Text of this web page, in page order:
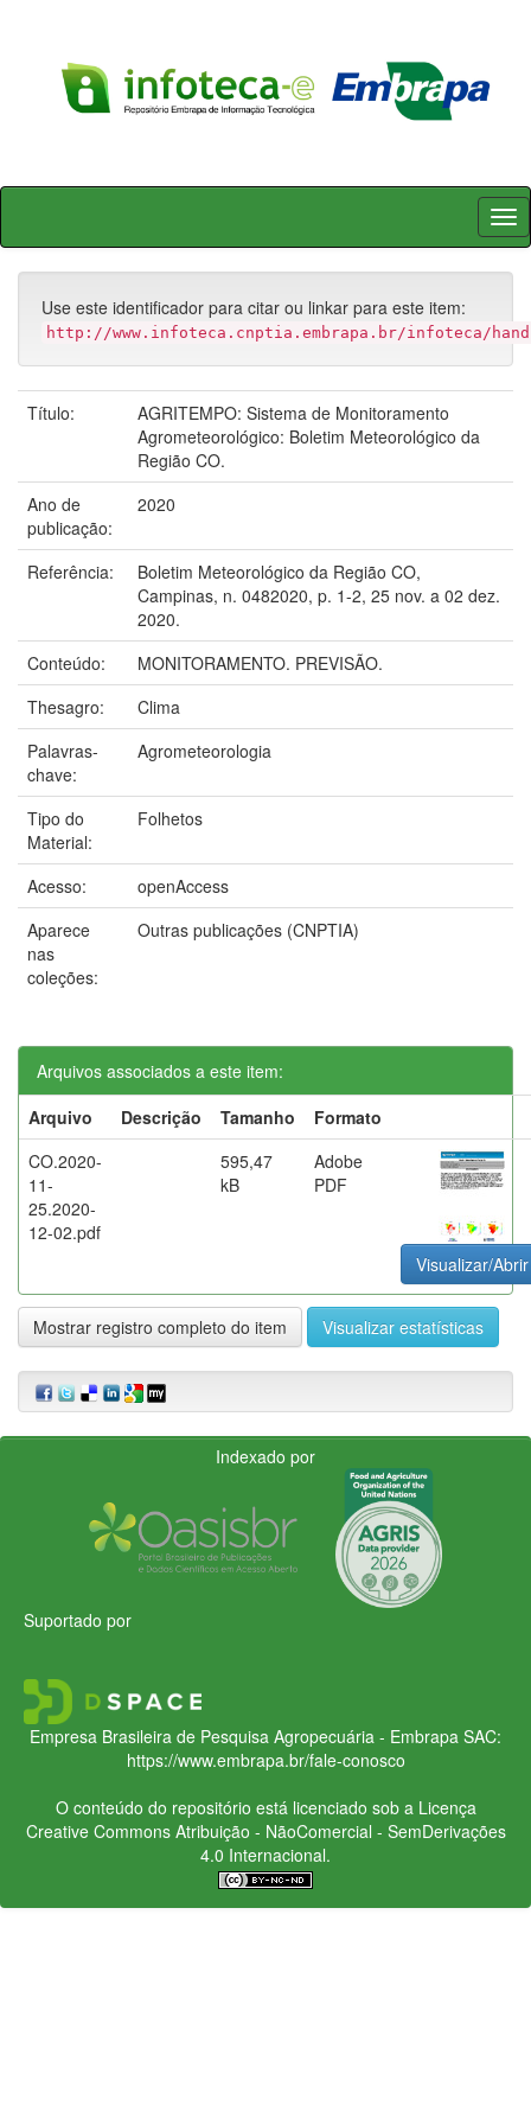
Skip
Use este identificador para citar ou linkar para este item:
http://www.infoteca.cnptia.embrapa.br/infoteca/
Título:
AGRITEMPO: Sistema de Monitoramento
Agrometeorológico: Boletim Meteorológico da
Região CO.
Ano de
publicação:
2020
Referência:
Boletim Meteorológico da Região CO,
Campinas, n. 0482020, p. 1-2, 25 nov. a 02 dez.
2020.
Conteúdo:
MONITORAMENTO. PREVISÃO.
Thesagro:
Clima
Palavras-
chave:
Agrometeorologia
Tipo do
Material:
Folhetos
Acesso:
openAccess
Aparece
nas
coleções:
Outras publicações (CNPTIA)
Arquivos associados a este item:
Arquivo
Descrição Tamanho
Formato
CO.2020-
11-
25.2020-
12-02.pdf
595,47
kB
Adobe
PDF
Visualizar/Abrir
Mostrar registro completo do item Visualizar estatísticas
Indexado por
Suportado por
Empresa Brasileira de Pesquisa Agropecuária - Embrapa SAC:
https://www.embrapa.br/fale-conosco
O conteúdo do repositório está licenciado sob a Licença
Creative CommonsAtribuição - NãoComercial - SemDerivações
4.0 Internacional.